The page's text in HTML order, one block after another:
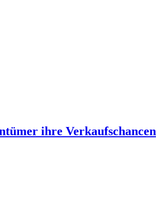
ihre Verkaufschancen